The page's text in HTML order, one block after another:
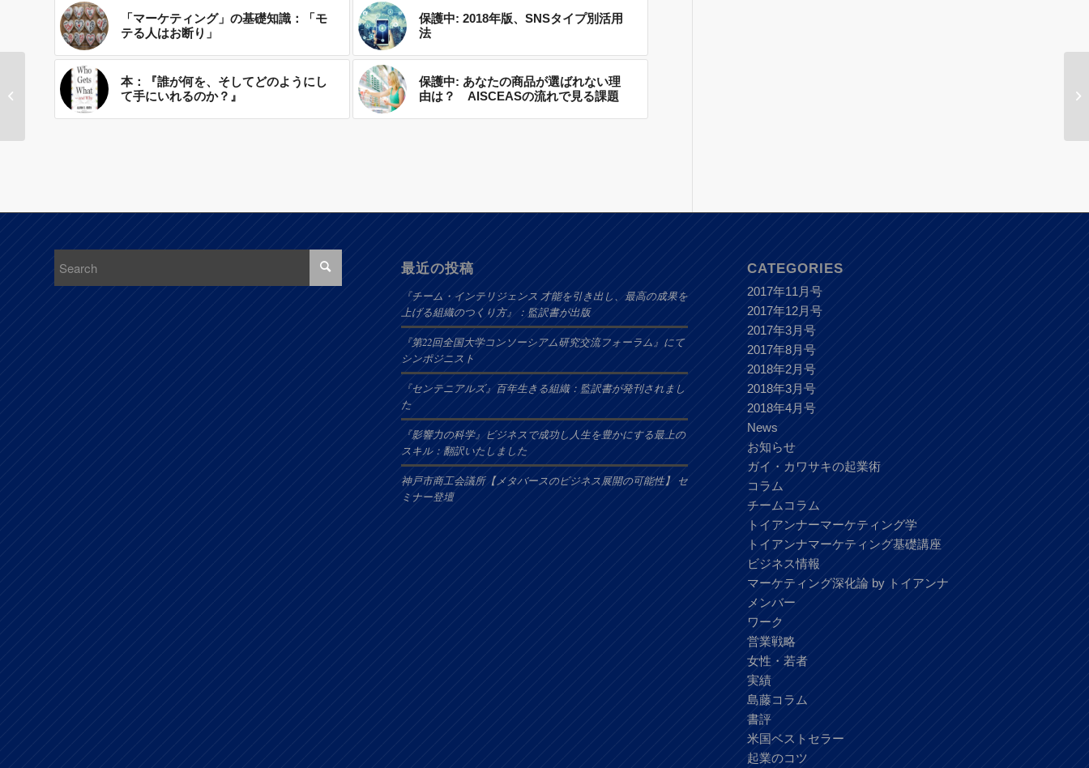
「マーケティング」の基礎知識：「モ
テる人はお断り」
保護中: 2018年版、SNSタイプ別活用
法
本：『誰が何を、そしてどのようにし
て手にいれるのか？』
保護中: あなたの商品が選ばれない理
由は？ AISCEASの流れで見る課題
最近の投稿
『チーム・インテリジェンス 才能を引き出し、最高の成果を
上げる組織のつくり方』：監訳書が出版
『第22回全国大学コンソーシアム研究交流フォーラム』にて
シンポジニスト
『センテニアルズ』百年生きる組織：監訳書が発刊されまし
た
『影響力の科学』ビジネスで成功し人生を豊かにする最上の
スキル：翻訳いたしました
神戸市商工会議所【メタバースのビジネス展開の可能性】 セ
ミナー登壇
CATEGORIES
2017年11月号
2017年12月号
2017年3月号
2017年8月号
2018年2月号
2018年3月号
2018年4月号
News
お知らせ
ガイ・カワサキの起業術
コラム
チームコラム
トイアンナーマーケティング学
トイアンナマーケティング基礎講座
ビジネス情報
マーケティング深化論 by トイアンナ
メンバー
ワーク
営業戦略
女性・若者
実績
島藤コラム
書評
米国ベストセラー
起業のコツ
なぜ枝豆？ 世界で注
目される酒の肴に隠さ
れたマーケ...